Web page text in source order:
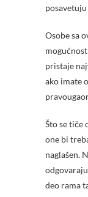
Osobe sa
pristaje
ako imate
Što se tiče
one bi
naglašen.
deo rama